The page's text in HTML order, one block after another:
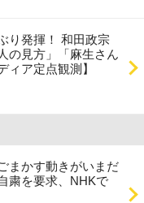
り発揮！ 和田政宗
の見方」「麻生さん
ィア定点観測】
まかす動きがいまだ
粛を要求、NHKで